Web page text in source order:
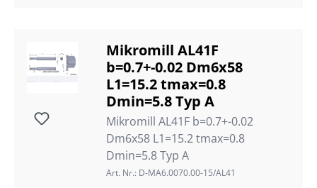
Mikromill AL41F
b=0.7+-0.02 Dm6x58
L1=15.2 tmax=0.8
Dmin=5.8 Typ A
Mikromill AL41F b=0.7+-0.02
Dm6x58 L1=15.2 tmax=0.8
Dmin=5.8 Typ A
Art. Nr.: D-MA6.0070.00-15/AL41